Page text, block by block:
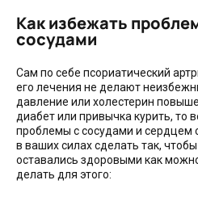
Как избежать
сосудами
Сам по себе псориатический
его лечения не делают
давление или холестерин
диабет или привычка курить, то
проблемы с сосудами и
в ваших силах сделать так,
оставались здоровыми как
делать для этого: